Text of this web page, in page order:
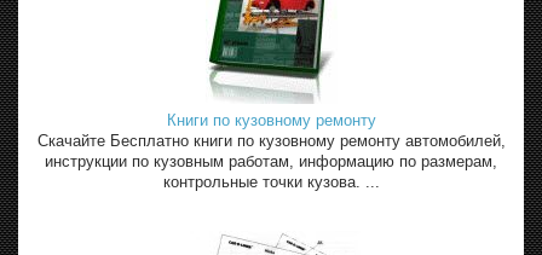
Книги по кузовному ремонту
Скачайте Бесплатно книги по кузовному ремонту автомобилей,
инструкции по кузовным работам, информацию по размерам,
контрольные точки кузова. ...